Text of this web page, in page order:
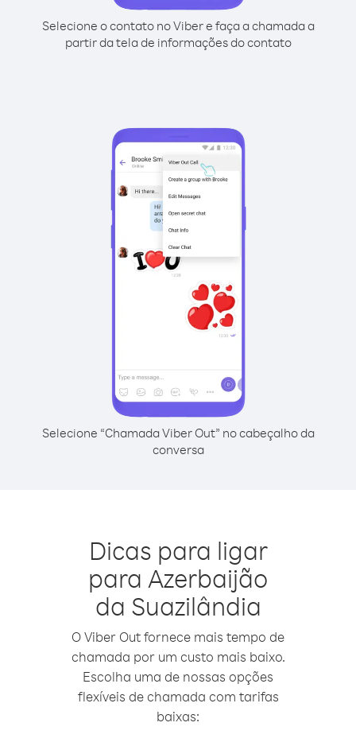
Selecione o contato no Viber e faça a chamada a
partir da tela de informações do contato
Selecione “Chamada Viber Out” no cabeçalho da
conversa
Dicas para ligar
para Azerbaijão
da Suazilândia
O Viber Out fornece mais tempo de
chamada por um custo mais baixo.
Escolha uma de nossas opções
flexíveis de chamada com tarifas
baixas: